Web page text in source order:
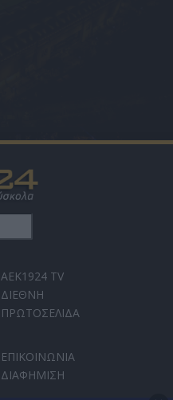
AEK1924 TV
ΔΙΕΘΝΗ
ΠΡΩΤΟΣΕΛΙΔΑ
ΕΠΙΚΟΙΝΩΝΙΑ
ΔΙΑΦΗΜΙΣΗ